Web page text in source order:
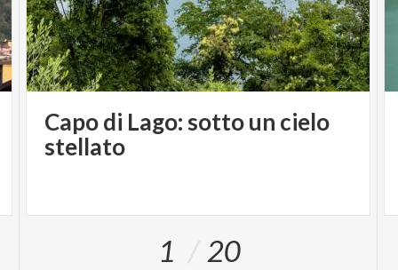
Capo di Lago: sotto un cielo
stellato
1 20